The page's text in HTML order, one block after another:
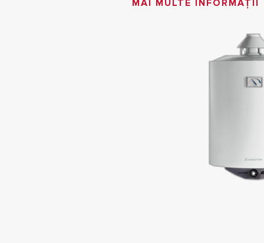
MAI MULTE INFORMAȚII